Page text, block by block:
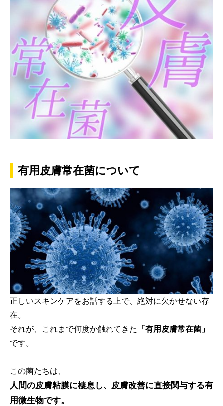
有用皮膚常在菌について
正しいスキンケアをお話する上で、絶対に欠かせない存
在。
それが、これまで何度か触れてきた 「有用皮膚常在菌」
です。
この菌たちは、
人間の皮膚粘膜に棲息し、皮膚改善に直接関与する有
用微生物です。